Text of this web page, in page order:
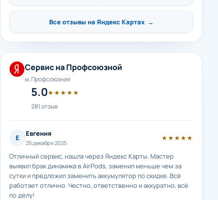
Все отзывы на Яндекс Картах →
Сервис на Профсоюзной
м. Профсоюзная
5.0★★★★★
281 отзыв
Е Евгения
25 декабря 2025
★★★★★
Отличный сервис, нашла через Яндекс Карты. Мастер
выявил брак динамика в AirPods, заменил меньше чем за
сутки и предложил заменить аккумулятор по скидке. Всё
работает отлично. Честно, ответственно и аккуратно, всё
по делу!